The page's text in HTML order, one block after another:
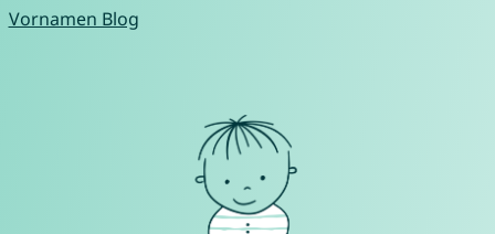
Vornamen Blog